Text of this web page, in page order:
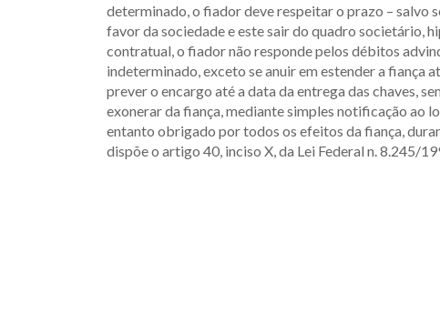
determinado, o fiador deve respeitar o prazo – salvo
favor da sociedade e este sair do quadro societário,
contratual, o fiador não responde pelos débitos
indeterminado, exceto se anuir em estender a fiança
prever o encargo até a data da entrega das chaves,
exonerar da fiança, mediante simples notificação ao
entanto obrigado por todos os efeitos da fiança,
dispõe o artigo 40, inciso X, da Lei Federal n. 8.245/